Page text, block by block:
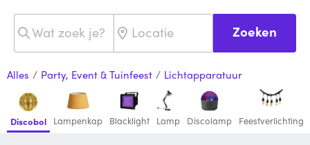
Zoeken
Alles / Party, Event & Tuinfeest / Lichtapparatuur
Discobol Lampenkap Blacklight Lamp Discolamp Feestverlichting